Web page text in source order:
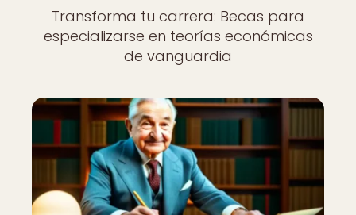
Transforma tu carrera: Becas para
especializarse en teorías económicas
de vanguardia